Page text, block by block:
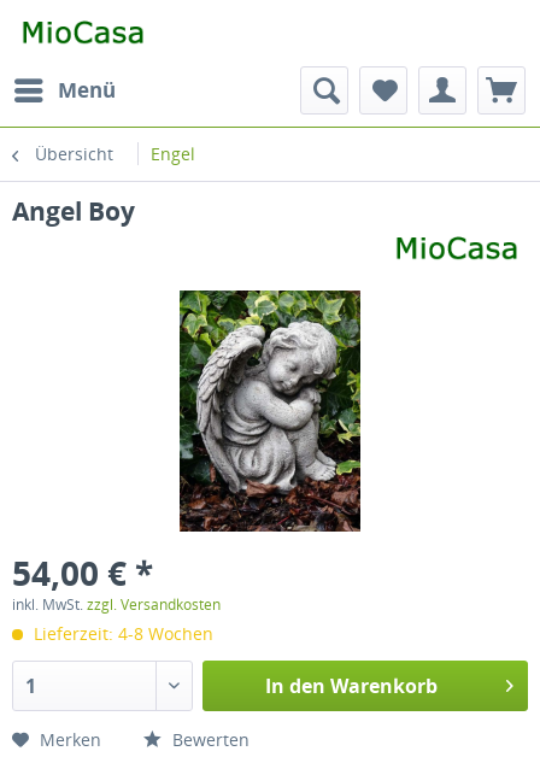
Menü
Übersicht Engel
Angel Boy
54,00 € *
inkl. MwSt.zzgl. Versandkosten
Lieferzeit: 4-8 Wochen
In den Warenkorb
Merken Bewerten